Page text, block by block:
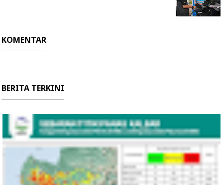
KOMENTAR
BERITA TERKINI